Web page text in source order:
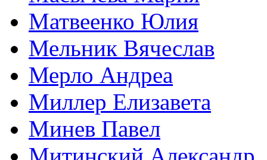
Матвеенко Юлия
Мельник Вячеслав
Мерло Андреа
Миллер Елизавета
Минев Павел